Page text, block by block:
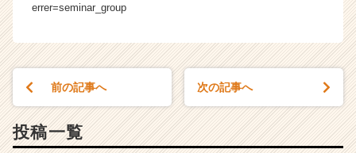
errer=seminar_group
前の記事へ 次の記事へ
投稿一覧